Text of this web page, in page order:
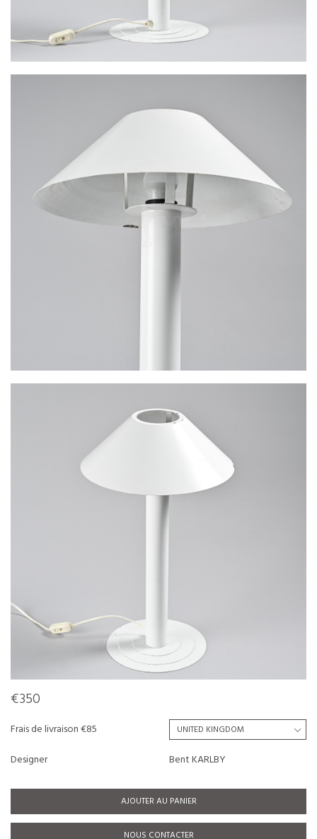
€350
Frais de livraison €85
Designer
Bent KARLBY
AJOUTER AU PANIER
NOUS CONTACTER